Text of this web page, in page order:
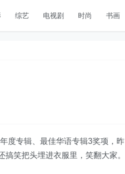
综艺 电视剧 时尚 书画
度专辑、最佳华语专辑3奖项，昨
笑把头埋进衣服里，笑翻大家。